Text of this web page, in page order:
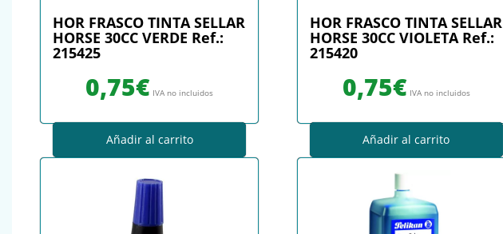
HOR FRASCO TINTA SELLAR
HORSE 30CC VERDE Ref.:
215425
0,75€ IVA no incluidos
Añadir al carrito
HOR FRASCO TINTA SELLAR
HORSE 30CC VIOLETA Ref.:
215420
0,75€ IVA no incluidos
Añadir al carrito